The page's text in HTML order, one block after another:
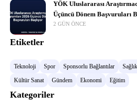
YÖK Uluslararası
Üçüncü Dönem Başvuruları
2 GÜN ÖNCE
Etiketler
Teknoloji Spor Sponsorlu Bağlantılar Sağlık
Kültür Sanat
Gündem Ekonomi Eğitim
Kategoriler